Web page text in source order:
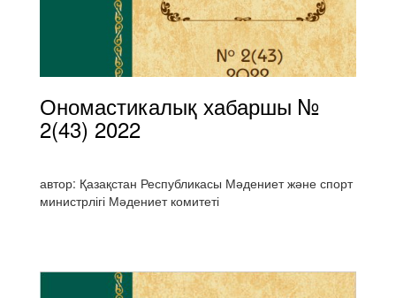
Ономастикалық хабаршы №
2(43) 2022
автор: Қазақстан Республикасы Мәдениет және спорт
министрлігі Мәдениет комитеті